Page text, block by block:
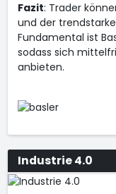
Fazit: Trader
und der
Fundamental ist
sodass sich
anbieten.
Industrie 4.0